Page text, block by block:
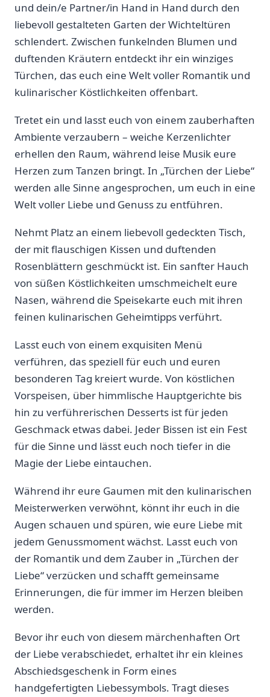
und dein/e Partner/in Hand in Hand durch den
liebevoll gestalteten Garten der ⁣Wichteltüren
schlendert.‍ Zwischen funkelnden Blumen und
duftenden Kräutern entdeckt ihr ein winziges
⁣Türchen, das euch eine Welt voller Romantik und
kulinarischer Köstlichkeiten offenbart.
Tretet ein und lasst‍ euch von einem zauberhaften
Ambiente verzaubern – weiche Kerzenlichter
erhellen⁤ den​ Raum, während leise Musik eure
Herzen ⁣zum Tanzen bringt. In „Türchen ‍der Liebe“
werden ⁢alle Sinne angesprochen, um euch in eine
Welt voller Liebe und Genuss zu entführen.
Nehmt Platz an einem liebevoll gedeckten Tisch,
der mit flauschigen Kissen und duftenden
Rosenblättern geschmückt ist. Ein‌ sanfter Hauch
von süßen Köstlichkeiten umschmeichelt⁢ eure
Nasen, während die Speisekarte euch mit ihren⁢
feinen kulinarischen ⁣Geheimtipps verführt.
Lasst euch von einem exquisiten Menü
verführen, das speziell für euch und euren
⁣besonderen Tag kreiert wurde. Von köstlichen
Vorspeisen, über himmlische Hauptgerichte bis
hin zu verführerischen Desserts ist für jeden
Geschmack etwas dabei. ⁤Jeder Bissen ist ein Fest
für die Sinne ⁤und lässt euch‌ noch tiefer in die
Magie der Liebe eintauchen.
Während ihr eure Gaumen mit den kulinarischen
Meisterwerken verwöhnt, könnt ihr euch in die
Augen schauen und spüren, wie ​eure Liebe mit
jedem ⁤Genussmoment wächst. Lasst euch⁢ von
der Romantik und dem Zauber in „Türchen​ der
Liebe“ verzücken⁢ und schafft gemeinsame
Erinnerungen, die für immer im Herzen bleiben
werden.
Bevor ihr euch von diesem märchenhaften Ort
der Liebe ‌verabschiedet, erhaltet ihr ein kleines
Abschiedsgeschenk in Form eines
handgefertigten Liebessymbols. Tragt dieses